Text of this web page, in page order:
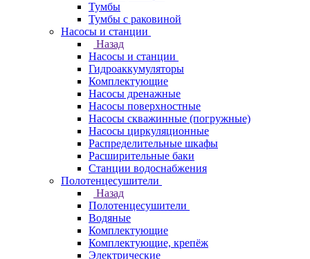
Тумбы
Тумбы с раковиной
Насосы и станции
Назад
Насосы и станции
Гидроаккумуляторы
Комплектующие
Насосы дренажные
Насосы поверхностные
Насосы скважинные (погружные)
Насосы циркуляционные
Распределительные шкафы
Расширительные баки
Станции водоснабжения
Полотенцесушители
Назад
Полотенцесушители
Водяные
Комплектующие
Комплектующие, крепёж
Электрические